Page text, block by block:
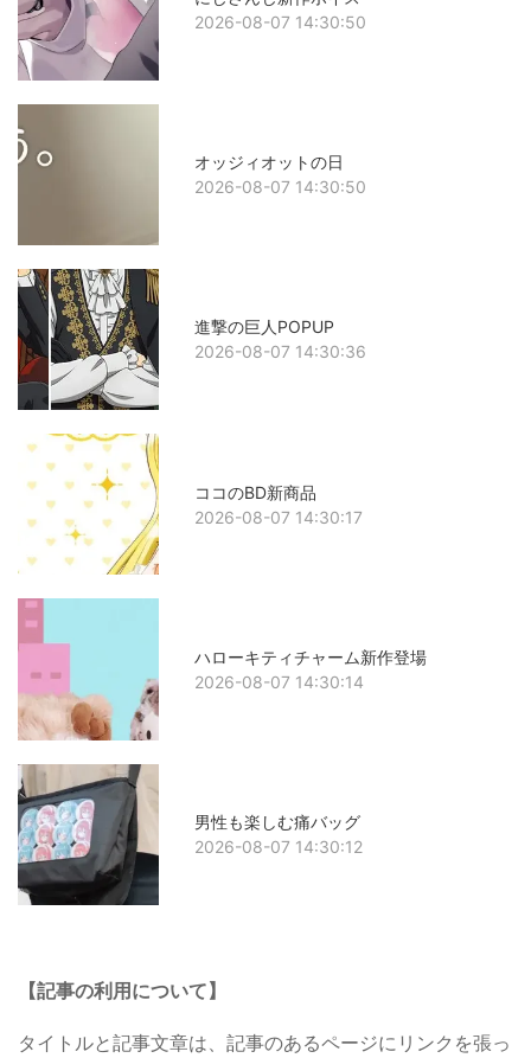
2026-08-07 14:30:50
オッジィオットの日
2026-08-07 14:30:50
進撃の巨人POPUP
2026-08-07 14:30:36
ココのBD新商品
2026-08-07 14:30:17
ハローキティチャーム新作登場
2026-08-07 14:30:14
男性も楽しむ痛バッグ
2026-08-07 14:30:12
【記事の利用について】
タイトルと記事文章は、記事のあるページにリンクを張っ